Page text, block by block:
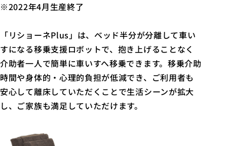
※2022年4月生産終了
「リショーネPlus」は、ベッド半分が分離して車い
すになる移乗支援ロボットで、抱き上げることなく
介助者一人で簡単に車いすへ移乗できます。移乗介助
時間や身体的・心理的負担が低減でき、ご利用者も
安心して離床していただくことで生活シーンが拡大
し、ご家族も満足していただけます。